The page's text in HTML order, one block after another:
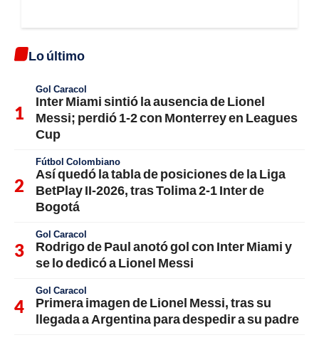
Lo último
Gol Caracol
Inter Miami sintió la ausencia de Lionel
Messi; perdió 1-2 con Monterrey en Leagues
Cup
Fútbol Colombiano
Así quedó la tabla de posiciones de la Liga
BetPlay II-2026, tras Tolima 2-1 Inter de
Bogotá
Gol Caracol
Rodrigo de Paul anotó gol con Inter Miami y
se lo dedicó a Lionel Messi
Gol Caracol
Primera imagen de Lionel Messi, tras su
llegada a Argentina para despedir a su padre